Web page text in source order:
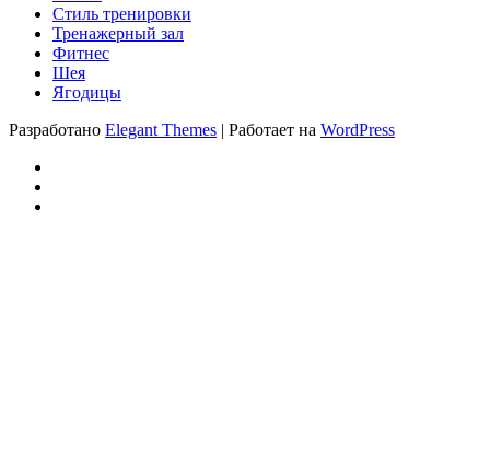
Стиль тренировки
Тренажерный зал
Фитнес
Шея
Ягодицы
Разработано Elegant Themes | Работает на WordPress